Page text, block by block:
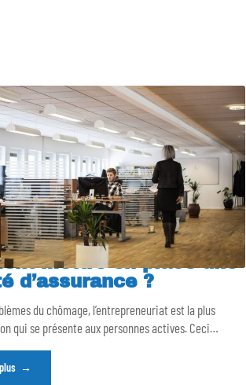
mettre en place une
d’assurance ?
du chômage, l’entrepreneuriat est la plus
qui se présente aux personnes actives. Ceci…